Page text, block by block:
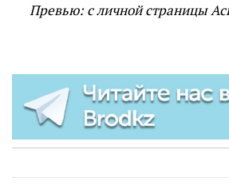
Превью: с личной страницы